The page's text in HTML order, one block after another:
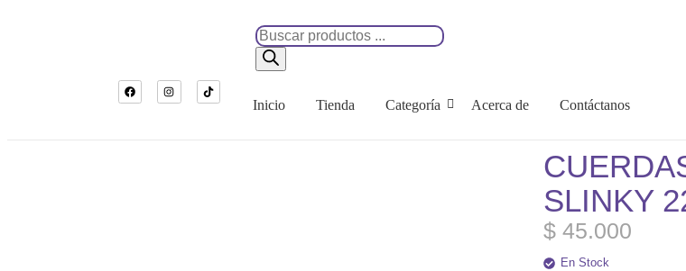
Inicio Tienda Categoría Acerca de Contáctanos
SLINKY
$ 45.000
En Stock